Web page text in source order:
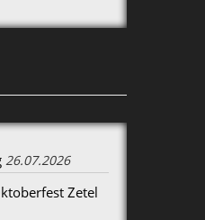
26.07.2026
Zetel